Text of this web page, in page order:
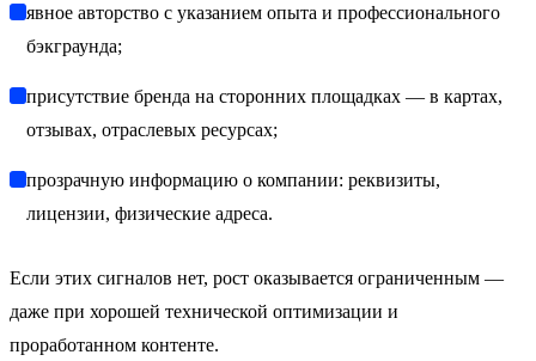
явное авторство с указанием опыта и профессионального
бэкграунда;
присутствие бренда на сторонних площадках — в картах,
отзывах, отраслевых ресурсах;
прозрачную информацию о компании: реквизиты,
лицензии, физические адреса.
Если этих сигналов нет, рост оказывается ограниченным —
даже при хорошей технической оптимизации и
проработанном контенте.